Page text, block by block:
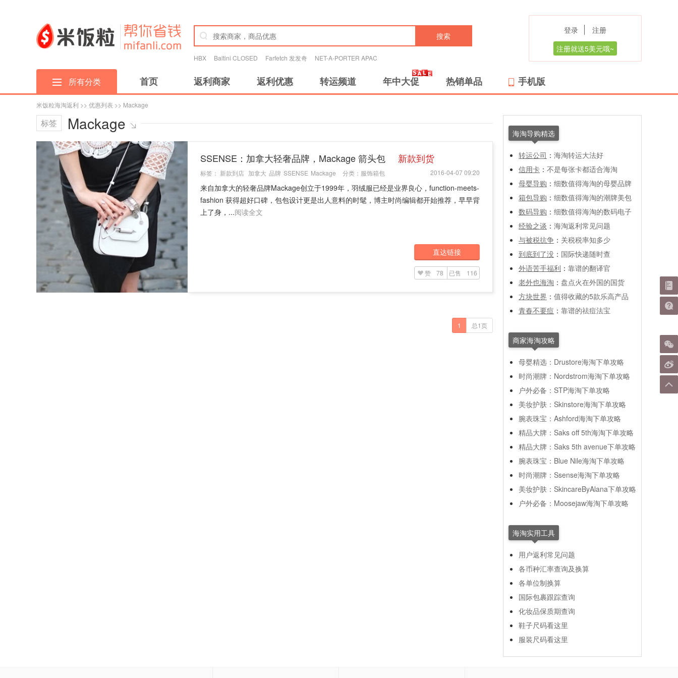
搜索
HBX Baltini CLOSED Farfetch 发发奇 NET-A-PORTER APAC
登录
注册
注册就送5美元哦~
所有分类 首页 返利商家 返利优惠 转运频道 年中大促 热销单品 手机版
米饭粒海淘返利 >> 优惠列表 >> Mackage
标签 Mackage
SSENSE：加拿大轻奢品牌，Mackage 箭头包 新款到货
2016-04-07 09:20
标签： 新款到店 加拿大 品牌 SSENSE Mackage 分类： 服饰箱包
来自加拿大的轻奢品牌Mackage创立于1999年，羽绒服已经是业界良心，function-meets-
fashion 获得超好口碑，包包设计更是出人意料的时髦，博主时尚编辑都开始推荐，早早背
上了身，...阅读全文
直达链接
赞 78 已售 116
1 总1页
海淘导购精选
转运公司 ： 海淘转运大法好
信用卡 ： 不是每张卡都适合海淘
母婴导购 ： 细数值得海淘的母婴品牌
箱包导购 ： 细数值得海淘的潮牌美包
数码导购 ： 细数值得海淘的数码电子
经验之谈 ： 海淘返利常见问题
与被税抗争 ： 关税税率知多少
到底到了没 ： 国际快递随时查
外语苦手福利 ： 靠谱的翻译官
老外也海淘 ： 盘点火在外国的国货
方块世界 ： 值得收藏的5款乐高产品
青春不要痘 ： 靠谱的祛痘法宝
商家海淘攻略
母婴精选：Drustore海淘下单攻略
时尚潮牌：Nordstrom海淘下单攻略
户外必备：STP海淘下单攻略
美妆护肤：Skinstore海淘下单攻略
腕表珠宝：Ashford海淘下单攻略
精品大牌：Saks off 5th海淘下单攻略
精品大牌：Saks 5th avenue下单攻略
腕表珠宝：Blue Nile海淘下单攻略
时尚潮牌：Ssense海淘下单攻略
美妆护肤：SkincareByAlana下单攻略
户外必备：Moosejaw海淘下单攻略
海淘实用工具
用户返利常见问题
各币种汇率查询及换算
各单位制换算
国际包裹跟踪查询
化妆品保质期查询
鞋子尺码看这里
服装尺码看这里